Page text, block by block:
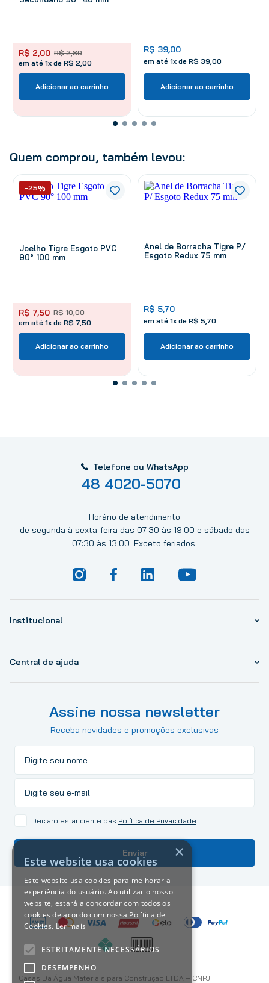
R$ 2,80
R$ 2,00
em até 1x de R$ 2,00
Adicionar ao carrinho
R$ 39,00
em até 1x de R$ 39 00
Adicionar ao carrinho
Quem comprou, também levou:
Joelho Tigre Esgoto PVC
90° 100 mm
R$ 10,00
R$ 7,50
em até 1x de R$ 7,50
-25%
Adicionar ao carrinho
Anel de Borracha Tigre P/
Esgoto Redux 75 mm
R$ 5,70
em até 1x de R$ 5 70
Adicionar ao carrinho
Telefone ou WhatsApp
48 4020-5070
Horário de atendimento
de segunda à sexta-feira das 07:30 às 19:00 e sábado das
07:30 às 13:00. Exceto feriados.
Institucional
Central de ajuda
Assine nossa newsletter
Receba novidades e promoções exclusivas
Declaro estar ciente das Política de Privacidade
Enviar
Casas Da Água Materiais para Construção LTDA – CNPJ
×
Este website usa cookies
Este website usa cookies para melhorar a
experiência do usuário. Ao utilizar o nosso
website, estará a concordar com todos os
cookies de acordo com nossa Política de
Cookies. Ler mais
ESTRITAMENTE NECESSÁRIOS
DESEMPENHO